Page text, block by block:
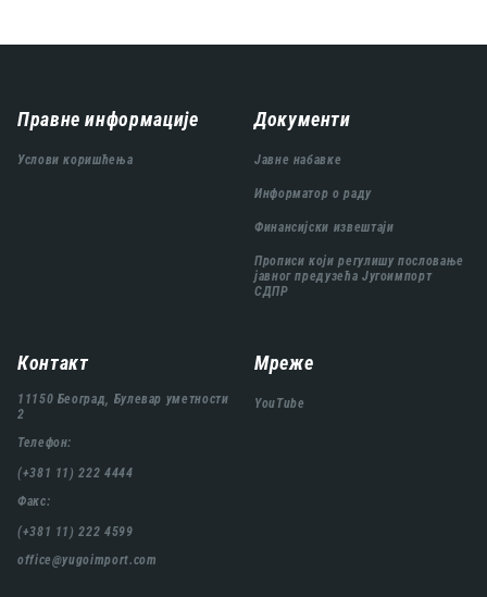
Навигација
подножја
Правне информације
Услови коришћења
Документи
Јавне набавке
Информатор о раду
Финансијски извештаји
Прописи који регулишу пословање
јавног предузећа Југоимпорт
СДПР
Контакт
11150 Београд, Булевар уметности
2
Телефон:
(+381 11) 222 4444
Факс:
(+381 11) 222 4599
office@yugoimport.com
Мреже
YouTube